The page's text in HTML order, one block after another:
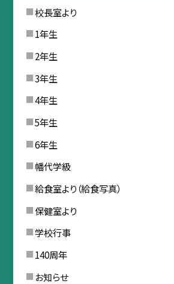
校長室より
1年生
2年生
3年生
4年生
5年生
6年生
幡代学級
給食室より（給食写真）
保健室より
学校行事
140周年
お知らせ